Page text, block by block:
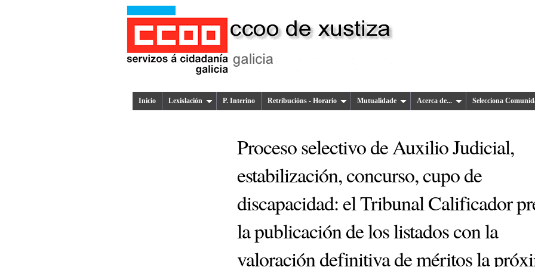
Inicio Lexislación P. Interino Retribucións - Horario Mutualidade Acerca de... Selecciona
Proceso selectivo de Auxilio Judicial,
estabilización, concurso, cupo de
discapacidad: el Tribunal Calificador
la publicación de los listados con la
valoración definitiva de méritos la